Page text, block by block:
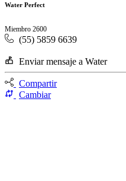
Water Perfect
Miembro 2600
(55) 5859 6639
Enviar mensaje a Water
Compartir
Cambiar